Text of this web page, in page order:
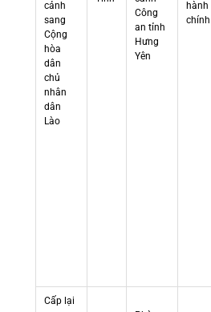
cảnh
sang
Cộng
hòa
dân
chủ
nhân
dân
Lào
Công
an tỉnh
Hưng
Yên
hành
chính
Cấp lại